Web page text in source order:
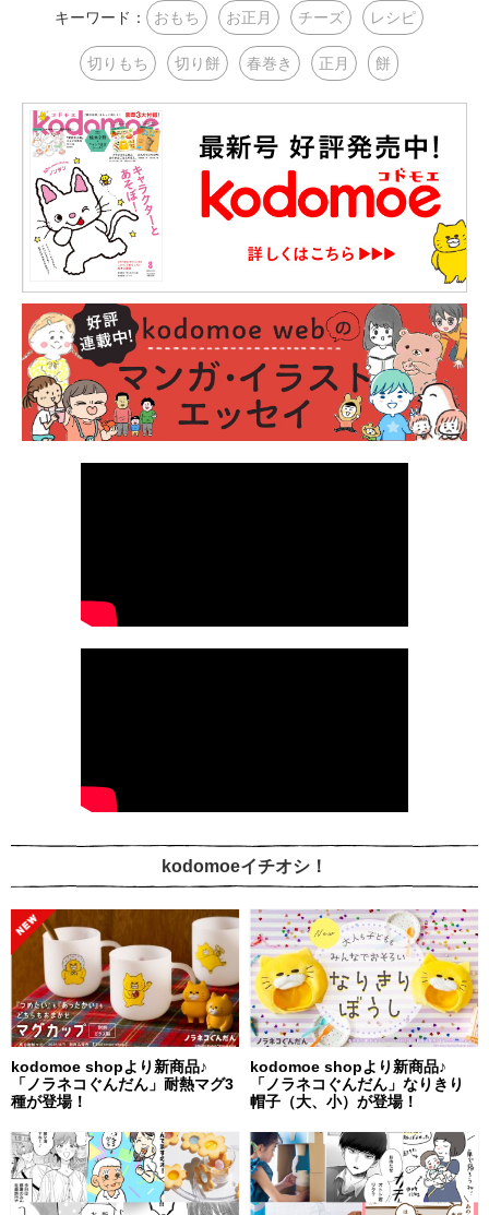
キーワード： おもち お正月 チーズ レシピ
切りもち 切り餅 春巻き 正月 餅
kodomoeイチオシ！
kodomoe shopより新商品♪
「ノラネコぐんだん」耐熱マグ3
種が登場！
kodomoe shopより新商品♪
「ノラネコぐんだん」なりきり
帽子（大、小）が登場！